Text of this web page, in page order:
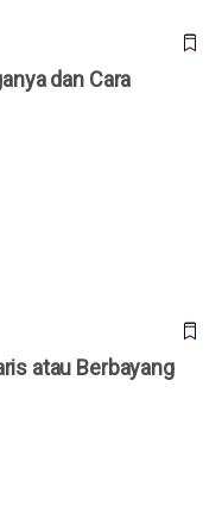
dan Cara
atau Berbayang